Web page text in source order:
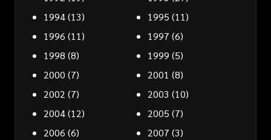
1994(13) 1995 (11)
1996 (11) 1997 (6)
1998 (8) 1999 (5)
2000 (7) 2001 (8)
2002 (7) 2003 (10)
2004(12) 2005 (7)
2006 (6) 2007 (3)